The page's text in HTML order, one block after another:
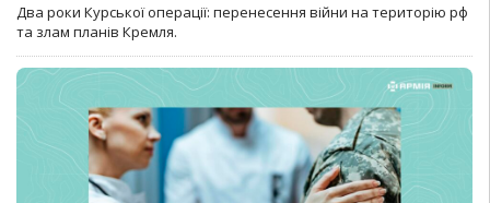
Два роки Курської операції: перенесення війни на територію рф
та злам планів Кремля.